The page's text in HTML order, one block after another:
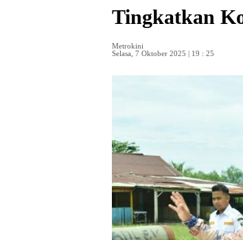
Tingkatkan
Metrokini
Selasa, 7 Oktober 2025 | 19 : 25